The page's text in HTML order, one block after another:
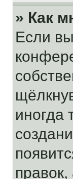
» Как
Если
иногда